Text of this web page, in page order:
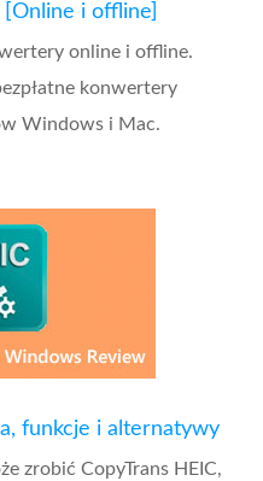
i offline]
online i offline.
konwertery
Windows i Mac.
funkcje i alternatywy
zrobić CopyTrans HEIC,